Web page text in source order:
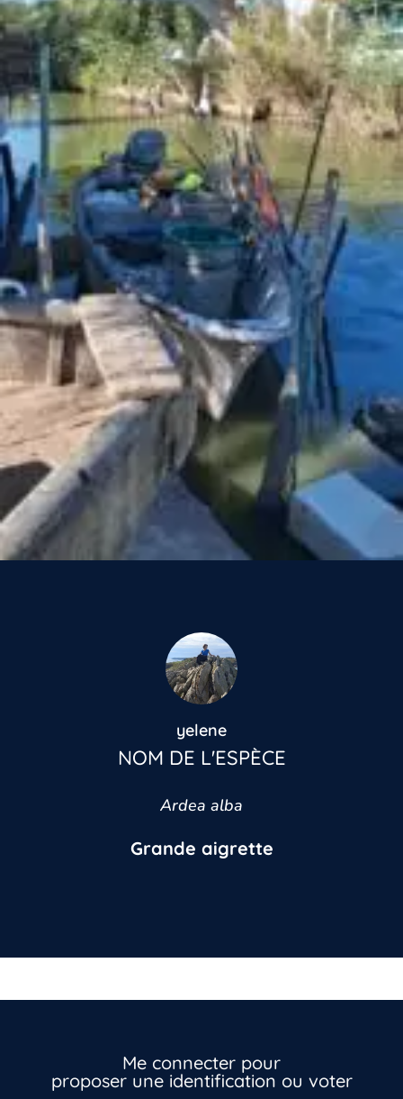
yelene
NOM DE L'ESPÈCE
Ardea alba
Grande aigrette
Me connecter pour
proposer une identification ou voter